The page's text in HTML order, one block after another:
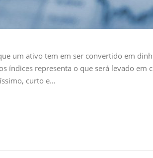
um ativo tem em ser convertido em
índices representa o que será levado
curto e…